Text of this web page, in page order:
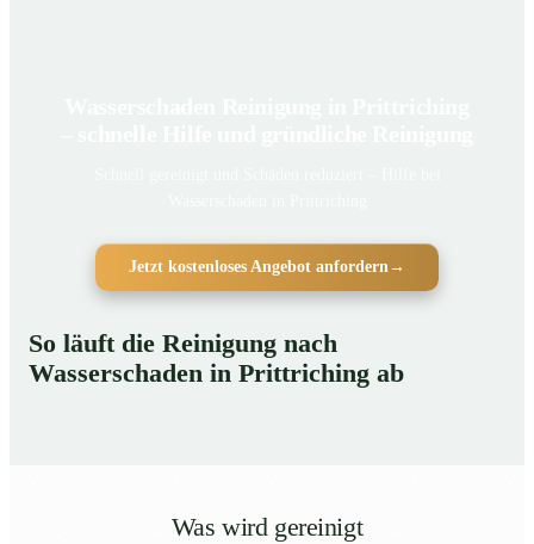
Jetzt kostenloses Angebot anfordern→
So läuft die Reinigung nach
Wasserschaden in Prittriching ab
Was wird gereinigt